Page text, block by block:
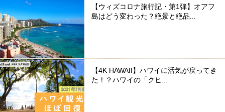
【ウィズコロナ旅行記・第1弾】オアフ
島はどう変わった？絶景と絶品...
【4K HAWAII】ハワイに活気が戻ってき
た！？ハワイの「クヒ...